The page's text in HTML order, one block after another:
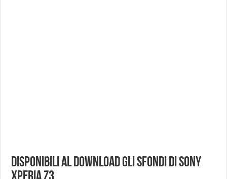
Disponibili al download gli sfondi di Sony